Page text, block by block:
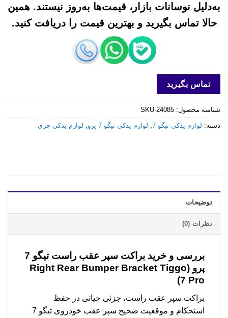
به‌دلیل نوسانات بازار، قیمت‌ها به‌روز نیستند. همین
حالا تماس بگیرید و بهترین قیمت را دریافت کنید.
تماس بگیرید
شناسه محصول: SKU-24085
دسته: لوازم یدکی تیگو 7 , لوازم یدکی تیگو 7 پرو , لوازم یدکی چری
توضیحات
نظرات (0)
بررسی و خرید
براکت سپر عقب راست تیگو 7
پرو (Right Rear Bumper Bracket Tiggo
7 Pro)
براکت سپر عقب راست، جزئی حیاتی در حفظ
استحکام و موقعیت صحیح سپر عقب خودروی تیگو 7